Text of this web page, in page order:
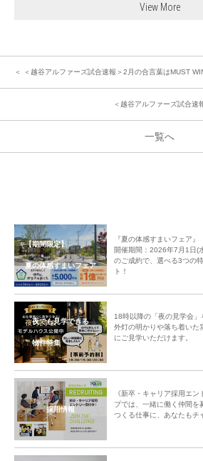
View More
＜ ＜越谷アルファーズ試合速報＞2月の合言葉はMUST
＜越谷アルファーズ試合速
一覧へ
【期間限定】
夏の体感すまいフェア
『夏の体感すまいフェア』
開催期間：2026年7月1日(
のご成約で、選べる3つの
ト！
夜でも見学できる
物件特集
18時以降の「夜の見学会」
外灯の明かりや落ち着いた
にご見学いただけます。
採用情報
《新卒・キャリア採用エ
プでは、一緒に働く仲間を
つくる仕事に、あなたもチ